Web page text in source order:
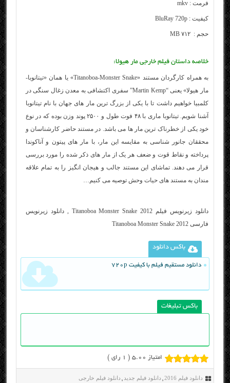
فرمت : mkv
کیفیت : BluRay 720p
حجم : ۷۱۲ MB
خلاصه داستان فیلم خارجی مار هیولا:
به همراه کارگردان مستند «Titanoboa-Monster Snake» یا همان «تیتانوبا-
مار هیولا» یعنی “Martin Kemp” سفری اکتشافی به معدن زغال سنگی در
کلمبیا خواهیم داشت تا با یکی از بزرگ ترین مار های جهان با نام تیتانوبا
آشنا شویم. تیتانوبا ماری با ۴۸ فوت طول و ۲۵۰۰ پوند وزن بوده که در نوع
خود یکی از خطرناک ترین مار ها می باشد. در مستند حاضر کارشناسان و
محققان جانور شناسی به مقایسه این مار، با مار های پیتون و آناکوندا
پرداخته و نقاط قوت و ضعف هر یک از مار های ذکر شده را مورد بررسی
قرار می دهند. تماشای این مستند جالب و هیجان انگیز را به تمام علاقه
مندان به مستند های حیات وحش توصیه می کنیم…
دانلود زیرنویس فیلم Titanoboa Monster Snake 2012 , دانلود زیرنویس
فارسی Titanoboa Monster Snake 2012
باکس دانلود
دانلود مستقیم فیلم با کیفیت 720p
باکس تبلیغات
امتیاز 5.00 ( 1 رای )
دانلود فیلم 2016 , دانلود فیلم جدید, دانلود فیلم خارجی